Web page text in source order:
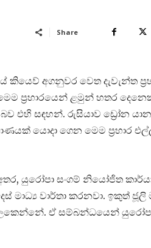
Share
කියෙව් අගනුවර වෙත දැවැන්ත
ප්‍රහාරයෙන් ළමුන් හතර
එහි සඳහන්. රුසියාව ඩ්‍රෝන
යොදා ගෙන මෙම ප්‍රහාර
යුරෝපා සංගම් නියෝජිත
මාධ්‍ය වාර්තා කරනවා. ඉකුත්
ඒ සම්බන්ධයෙන්